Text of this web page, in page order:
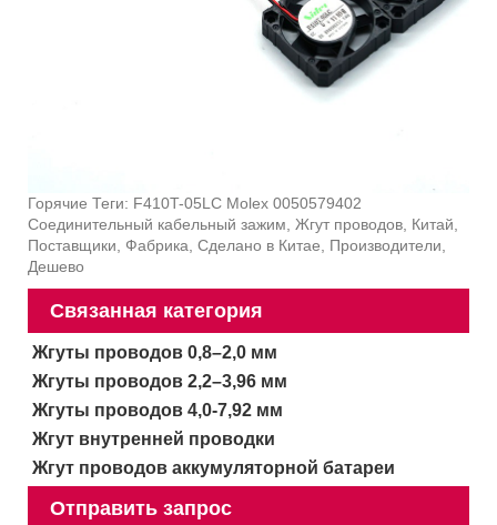
Горячие Теги: F410T-05LC Molex 0050579402
Соединительный кабельный зажим, Жгут проводов, Китай,
Поставщики, Фабрика, Сделано в Китае, Производители,
Дешево
Связанная категория
Жгуты проводов 0,8–2,0 мм
Жгуты проводов 2,2–3,96 мм
Жгуты проводов 4,0-7,92 мм
Жгут внутренней проводки
Жгут проводов аккумуляторной батареи
Отправить запрос